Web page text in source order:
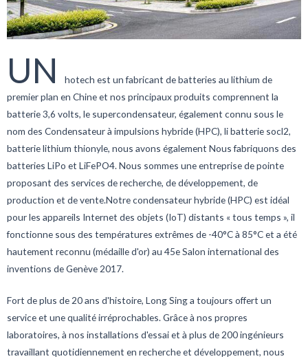
UN
hotech est un fabricant de batteries au lithium de
premier plan en Chineet nos principaux produits comprennent la
batterie 3,6 volts, le supercondensateur, également connu sous le
nom des Condensateur à impulsions hybride (HPC), libatterie socl2,
batterie lithium thionyle, nous avons également Nous fabriquons des
batteries LiPo et LiFePO4. Nous sommes une entreprise de pointe
proposant des services de recherche, de développement, de
production et de vente.Notre condensateur hybride (HPC) est idéal
pour les appareils Internet des objets (IoT) distants « tous temps », il
fonctionne sous des températures extrêmes de -40°C à 85°C et a été
hautement reconnu (médaille d'or) au 45e Salon international des
inventions de Genève 2017.
Fort de plus de 20 ans d'histoire, Long Sing a toujours offert un
service et une qualité irréprochables. Grâce à nos propres
laboratoires, à nos installations d'essai et à plus de 200 ingénieurs
travaillant quotidiennement en recherche et développement, nous